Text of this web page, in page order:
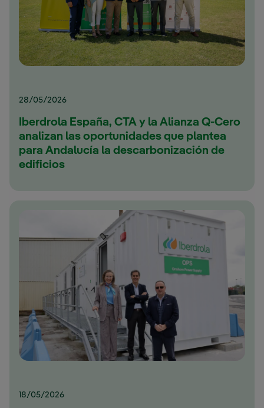
28/05/2026
Iberdrola España, CTA y la Alianza Q-Cero
analizan las oportunidades que plantea
para Andalucía la descarbonización de
edificios
18/05/2026